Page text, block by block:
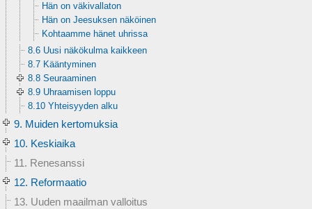
Hän on väkivallaton
Hän on Jeesuksen näköinen
Kohtaamme hänet uhrissa
8.6 Uusi näkökulma kaikkeen
8.7 Kääntyminen
8.8 Seuraaminen
8.9 Uhraamisen loppu
8.10 Yhteisyyden alku
9. Muiden kertomuksia
10. Keskiaika
11. Renesanssi
12. Reformaatio
13. Uuden maailman valloitus